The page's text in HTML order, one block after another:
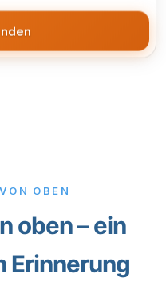
OBEN
oben – ein
Erinnerung